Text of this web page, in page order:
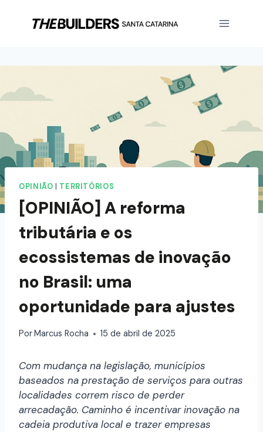
OPINIÃO TERRITÓRIOS
[OPINIÃO] A reforma
tributária e os
ecossistemas de inovação
no Brasil: uma
oportunidade para ajustes
PorMarcus Rocha 15 de abril de 2025
Com mudança na legislação, municípios
baseados na prestação de serviços para outras
localidades correm risco de perder
arrecadação. Caminho é incentivar inovação na
cadeia produtiva local e trazer empresas